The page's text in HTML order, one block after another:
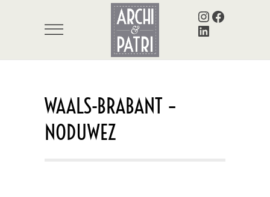
Instagram Facebook
LinkedIn
WAALS-BRABANT –
NODUWEZ